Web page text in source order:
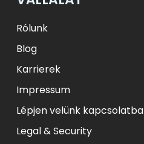
ft HUF
zł PLN
Rólunk
Blog
Karrierek
Impressum
Lépjen velünk kapcsolatba
Legal & Security